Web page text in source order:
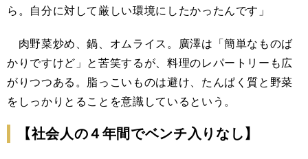
ら。自分に対して厳しい環境にしたかったんです」
肉野菜炒め、鍋、オムライス。廣澤は「簡単なものば
かりですけど」と苦笑するが、料理のレパートリーも広
がりつつある。脂っこいものは避け、たんぱく質と野菜
をしっかりとることを意識しているという。
【社会人の４年間でベンチ入りなし】